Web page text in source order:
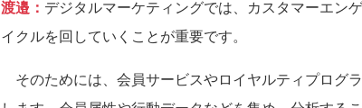
渡邉： デジタルマーケティングでは、カスタマーエン
イクルを回していくことが重要です。
そのためには、会員サービスやロイヤルティプログ